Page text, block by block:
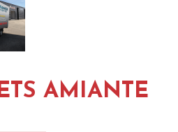
AMIANTE